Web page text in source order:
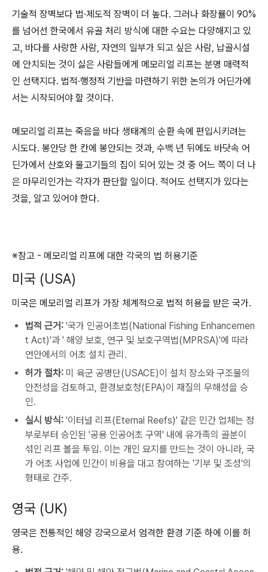
기술적 장벽보다 법·제도적 장벽이 더 높다. 그러나 화장률이 90%
를 넘어선 한국에서 유골 처리 방식에 대한 수요는 다양해지고 있
고, 바다를 사랑한 사람, 자연의 일부가 되고 싶은 사람, 납골시설
에 안치되는 것이 싫은 사람들에게 메모리얼 리프는 분명 매력적
인 선택지다. 법적·행정적 기반을 마련하기 위한 논의가 어딘가에
서는 시작되어야 할 것이다.
메모리얼 리프는 죽음을 바다 생태계의 순환 속에 편입시키려는
시도다. 봉안당 한 칸에 봉안되는 것과, 수백 년 뒤에도 바닷속 어
딘가에서 산호와 물고기들의 집이 되어 있는 것 중 어느 쪽이 더 나
은 마무리인가는 각자가 판단할 일이다. 적어도 선택지가 있다는
것을, 알고 있어야 한다.
※참고 - 메모리얼 리프에 대한 각국의 법 허용기준
미국 (USA)
미국은 메모리얼 리프가 가장 체계적으로 법적 허용을 받은 국가.
법적 근거: '국가 인공어초법(National Fishing Enhancemen
t Act)'과 ' 해양 보호, 연구 및 보호구역법(MPRSA)'에 따라
연안에서의 어초 설치 관리.
허가 절차: 미 육군 공병단(USACE)이 설치 장소와 구조물의
안전성을 검토하고, 환경보호청(EPA)이 재질의 무해성을 승
인.
실시 방식: '이터널 리프(Eternal Reefs)' 같은 민간 업체는 정
부로부터 승인된 '공용 인공어초 구역' 내에 유가족의 골분이
섞인 리프 볼을 투입. 이는 개인 묘지를 만드는 것이 아니라, 국
가 어초 사업에 민간이 비용을 대고 참여하는 '기부 및 조성'의
형태로 간주.
영국 (UK)
영국은 전통적인 해양 강국으로서 엄격한 환경 기준 하에 이를 허
용.